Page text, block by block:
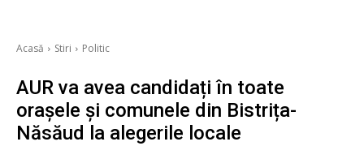
Acasă Stiri Politic
AUR va avea candidați în toate
orașele și comunele din Bistrița-
Năsăud la alegerile locale